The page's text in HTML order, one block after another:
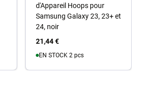
d'Appareil Hoops pour
Samsung Galaxy 23, 23+ et
24, noir
21,44 €
EN STOCK 2 pcs